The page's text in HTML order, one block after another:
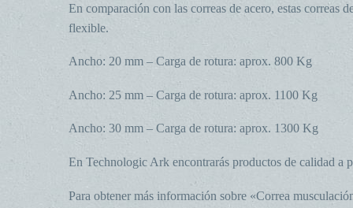
En comparación con las correas de acero, estas correas
flexible.
Ancho: 20 mm – Carga de rotura: aprox. 800 Kg
Ancho: 25 mm – Carga de rotura: aprox. 1100 Kg
Ancho: 30 mm – Carga de rotura: aprox. 1300 Kg
En Technologic Ark encontrarás productos de calidad a
Para obtener más información sobre «Correa